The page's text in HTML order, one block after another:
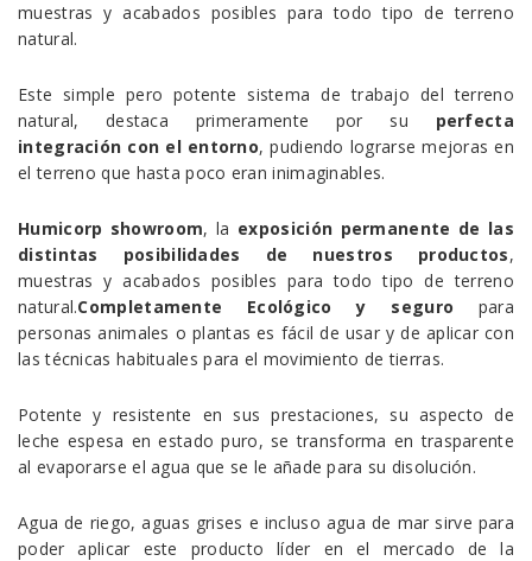
muestras y acabados posibles para todo tipo de terreno
natural.
Este simple pero potente sistema de trabajo del terreno
natural, destaca primeramente por su perfecta
integración con el entorno, pudiendo lograrse mejoras en
el terreno que hasta poco eran inimaginables.
Humicorp showroom, la exposición permanente de las
distintas posibilidades de nuestros productos,
muestras y acabados posibles para todo tipo de terreno
natural.Completamente Ecológico y seguro para
personas animales o plantas es fácil de usar y de aplicar con
las técnicas habituales para el movimiento de tierras.
Potente y resistente en sus prestaciones, su aspecto de
leche espesa en estado puro, se transforma en trasparente
al evaporarse el agua que se le añade para su disolución.
Agua de riego, aguas grises e incluso agua de mar sirve para
poder aplicar este producto líder en el mercado de la